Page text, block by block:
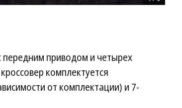
передним приводом и четырех
комплектуется
от комплектации) и 7-